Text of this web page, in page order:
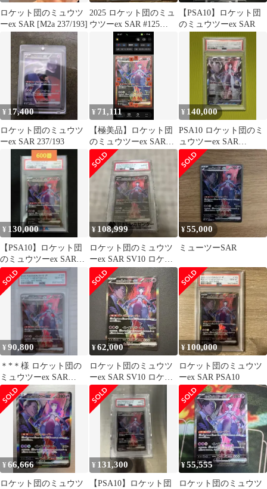
ロケット団のミュウツ
ーex SAR [M2a 237/193]
2025 ロケット団のミュ
ウツーex SAR #125
【PSA10】ロケット団
のミュウツーex SAR
¥ 17,400
ロケット団のミュウツ
ーex SAR 237/193
¥ 71,111
【極美品】ロケット団
のミュウツーex SAR
[SV10 125/098]
¥ 140,000
PSA10 ロケット団のミ
ュウツーex SAR
125/098
¥ 130,000
【PSA10】ロケット団
のミュウツーex SAR
[SV10 125/098]
¥ 108,999
ロケット団のミュウツ
ーex SAR SV10 ロケッ
ト団の栄光 PSA10
¥55,000
ミューツーSAR
¥90,800
＊*＊様 ロケット団の
ミュウツーex SAR
SV10 ロケット団の栄光
PSA
¥62,000
ロケット団のミュウツ
ーex SAR SV10 ロケッ
ト団の栄光 125/098
¥ 100,000
ロケット団のミュウツ
ーex SAR PSA10
¥66,666
ロケット団のミュウツ
¥ 131,300
【PSA10】ロケット団
¥55,555
ロケット団のミュウツ